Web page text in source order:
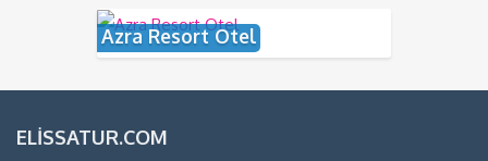
Azra Resort Otel
ELISSATUR.COM